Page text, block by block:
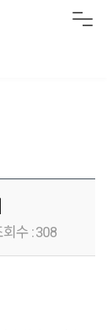
회수 :308